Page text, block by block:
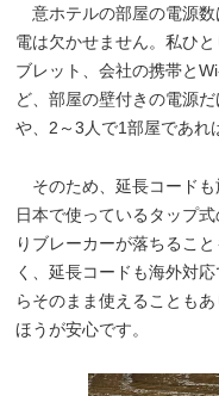
意ホテルの部屋の電源数
電は欠かせません。私ひ
ブレット、会社の携帯と
ど、部屋の壁付きの電源
や、2～3人で1部屋であれ
そのため、延長コードも
日本で使っているタップ
りブレーカーが落ちるこ
く、延長コードも海外対
らそのまま使えることも
ほうが安心です。